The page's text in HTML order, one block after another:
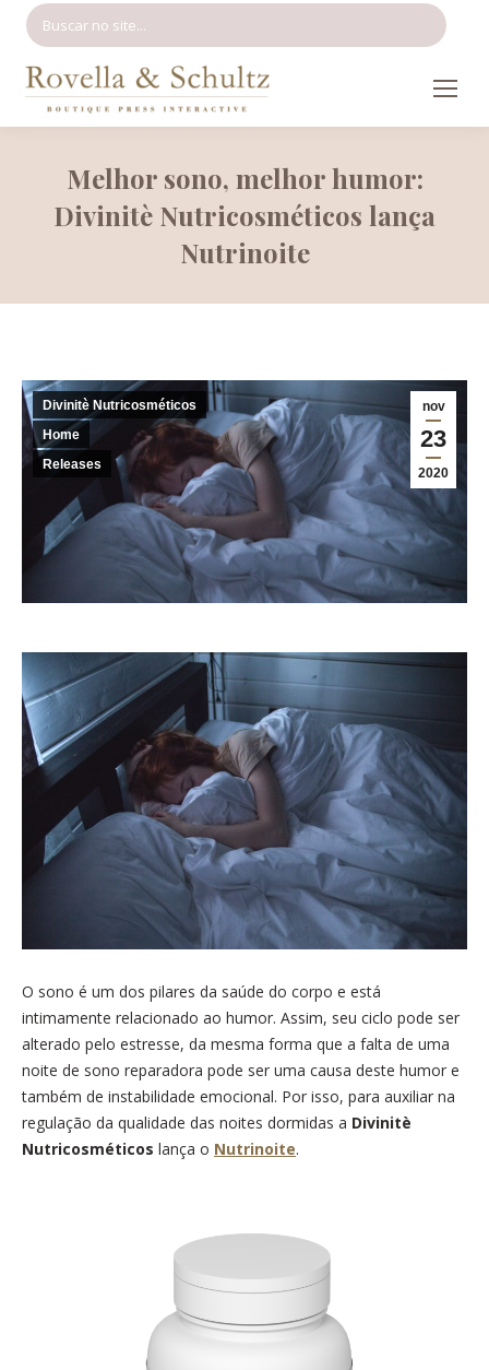
Melhor sono, melhor humor:
Divinitè Nutricosméticos lança
Nutrinoite
nov
23
2020
Divinitè Nutricosméticos
Home
Releases
O sono é um dos pilares da saúde do corpo e está
intimamente relacionado ao humor. Assim, seu ciclo pode ser
alterado pelo estresse, da mesma forma que a falta de uma
noite de sono reparadora pode ser uma causa deste humor e
também de instabilidade emocional. Por isso, para auxiliar na
regulação da qualidade das noites dormidas a Divinitè
Nutricosméticos lança o Nutrinoite.